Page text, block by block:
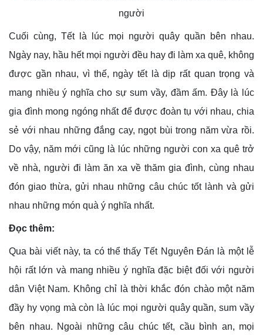
Cuối cùng, Tết là lúc mọi người quây quần bên nhau.
Ngày nay, hầu hết mọi người đều hay đi làm xa quê, không
được gần nhau, vì thế, ngày tết là dịp rất quan trọng và
mang nhiều ý nghĩa cho sự sum vầy, đầm ấm. Đây là lúc
gia đình mong ngóng nhất để được đoàn tụ với nhau, chia
sẻ với nhau những đắng cay, ngọt bùi trong năm vừa rồi.
Do vậy, năm mới cũng là lúc những người con xa quê trở
về nhà, người đi làm ăn xa về thăm gia đình, cùng nhau
đón giao thừa, gửi nhau những câu chúc tốt lành và gửi
nhau những món quà ý nghĩa nhất.
Đọc thêm:
Qua bài viết này, ta có thể thấy Tết Nguyên Đán là một lễ
hội rất lớn và mang nhiều ý nghĩa đặc biệt đối với người
dân Việt Nam. Không chỉ là thời khắc đón chào một năm
đầy hy vọng mà còn là lúc mọi người quây quần, sum vầy
bên nhau. Ngoài những câu chúc tết, cầu bình an, mọi